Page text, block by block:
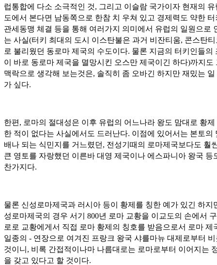
럽통합에 다소 소극적인 것, 그리고 이슬람 국가이자 현재의 유
도에서 본다면 남동쪽으로 한참 치 우쳐 있고 경제력도 약한 터
관세동맹 체결 등을 통해 여러가지 의미에서 유럽의 일원으로
는 사실(터키 최대의 도시 이스탄불은 과거 비잔티움, 콘스탄
로 불리웠던 동로마 제국의 수도이다. 물론 지금의 터키인들의
이 바로 동로마 제국을 멸망시킨 오스만 제국이긴 하다)까지도
맥락으로 생각해 보는것은, 솔직히 좀 오바긴 하지만 재밌는 일
가 싶다.
한편, 로마의 절대성은 이후 유럽의 어느나라 왕도 맘대로 황제
한 적이 없다는 사실에서도 드러난다. 이점에 있어서는 본토의
배나 되는 식민지를 거느렸던, 전성기때의 로마제국보다도 훨
큰 영토를 자랑했던 이른바 대영 제국이나 에스파니아 왕국 등
찬가지다.
물론 신성로마제국과 러시아 등이 황제를 칭한 예가 있긴 하지
성로마제국의 경우 서기 800년 로마 교황을 이교도의 손에서
로로 교황에게서 직접 로마 황제의 칭호를 받음으로서 로마 제
일종의 - 연장으로 여겨진 프랑크 왕국 샤를마뉴 대제로부터
것이니, 비록 간접적이나마 나름대로는 로마로부터 이어지는
을 갖고 있다고 할 것이다.